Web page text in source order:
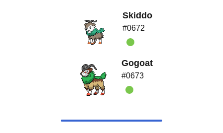
Skiddo
#0672
Gogoat
#0673